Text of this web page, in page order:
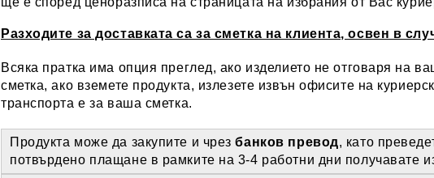
Разходите за доставката са за сметка на клиента, освен в
Всяка пратка има опция преглед, ако изделието не отговаря на
сметка, ако вземете продукта, излезете извън офисите на
транспорта е за ваша сметка.
Продукта може да закупите и чрезбанков превод, като
потвърдено плащане в рамките на 3-4 работни дни получавате